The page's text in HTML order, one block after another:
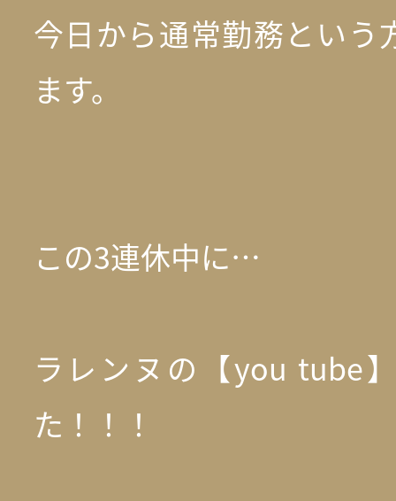
今日から通常勤務という
ます。
この3連休中に…
ラレンヌの【you tube
た！！！